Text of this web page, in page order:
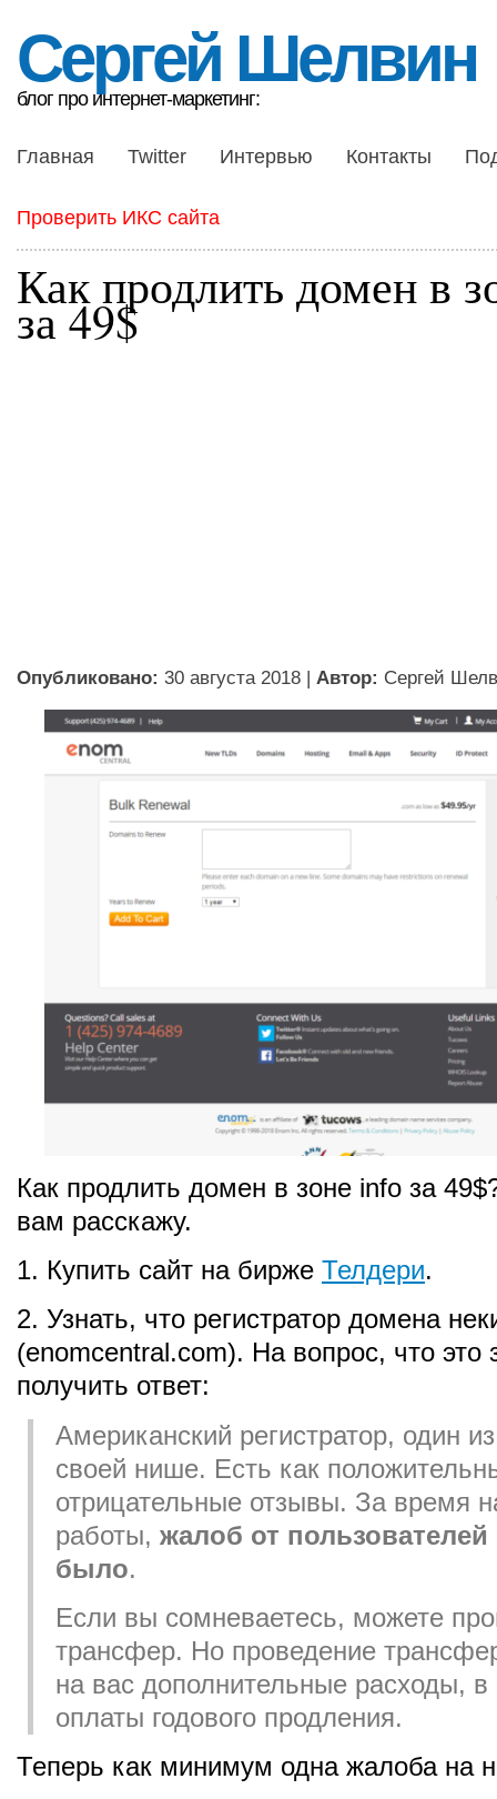
Сергей Шелвин
блог про интернет-маркетинг:
Главная Twitter Интервью Контакты
Проверить ИКС сайта
Как продлить домен в
за 49$
Опубликовано: 30 августа 2018 | Автор: Сергей
Как продлить домен в зоне info за
вам расскажу.
1. Купить сайт на бирже Телдери.
2. Узнать, что регистратор домена
(enomcentral.com). На вопрос, что это
получить ответ:
Американский регистратор, один
своей нише. Есть как
отрицательные отзывы. За время
работы, жалоб от
было.
Если вы сомневаетесь, можете
трансфер. Но проведение
на вас дополнительные расходы, в
оплаты годового продления.
Теперь как минимум одна жалоба на